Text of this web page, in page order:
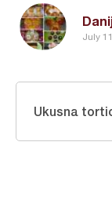
July
Ukusna